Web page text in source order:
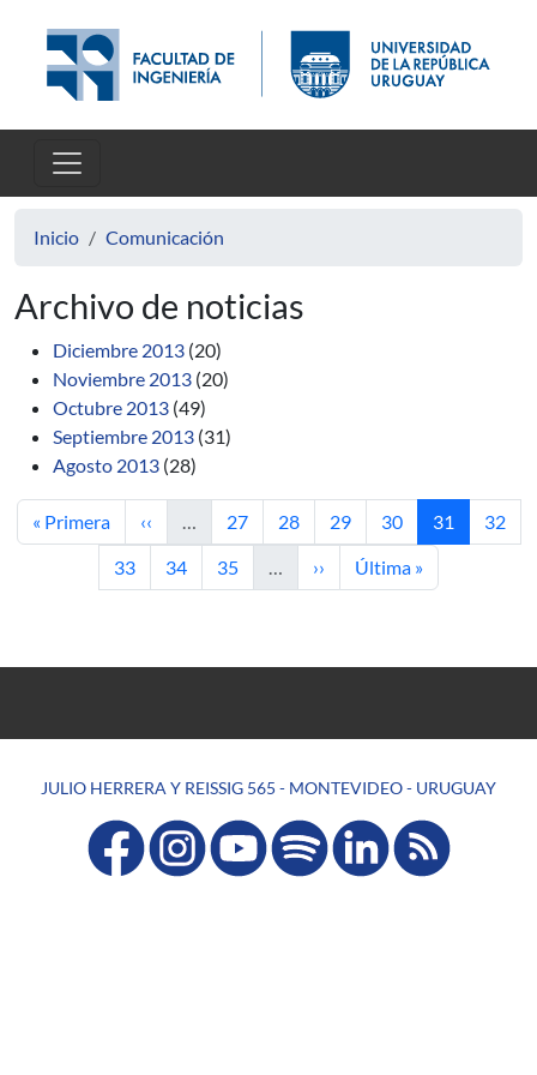
Inicio Comunicación
Archivo de noticias
Diciembre 2013 (20)
Noviembre 2013 (20)
Octubre 2013 (49)
Septiembre 2013 (31)
Agosto 2013 (28)
Primera página
« Primera Página anterior
‹‹ … Página
27 Página
28 Página
29 Página
30 Página
31
32
Página
33 Página
34 Página
35 … Siguiente página
›› Última página
Última »
JULIO HERRERA Y REISSIG 565 - MONTEVIDEO - URUGUAY